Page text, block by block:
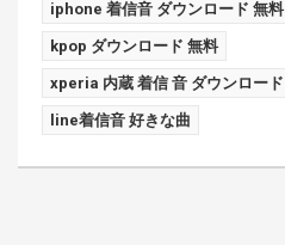
iphone 着信音 ダウンロード 無料
kpop ダウンロード 無料
xperia 内蔵 着信 音 ダウンロード
line着信音 好きな曲